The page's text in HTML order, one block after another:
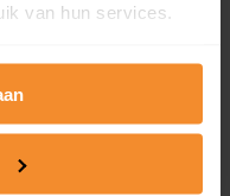
van hun services.
erfgrenzen,